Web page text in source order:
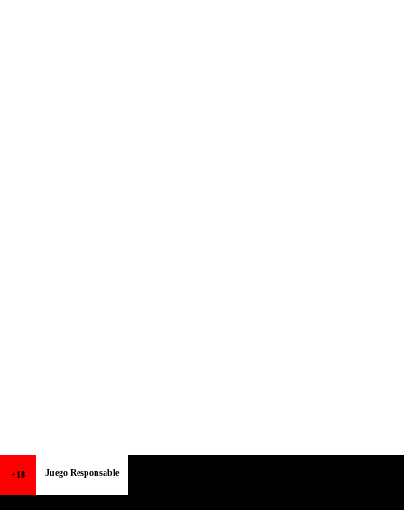
+18 Juego Responsable